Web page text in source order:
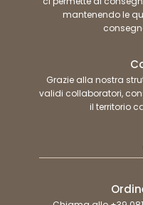
mantenendo le
Grazie alla nostra
validi collaboratori,
il territorio